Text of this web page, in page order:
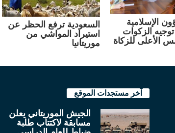
الإسلامية
الزكوات
الأعلى للزكاة
السعودية ترفع الحظر عن
استيراد المواشي من
موريتانيا
آخر مستجدات الموقع
الجيش الموريتاني يعلن
مسابقة لاكتتاب طلبة